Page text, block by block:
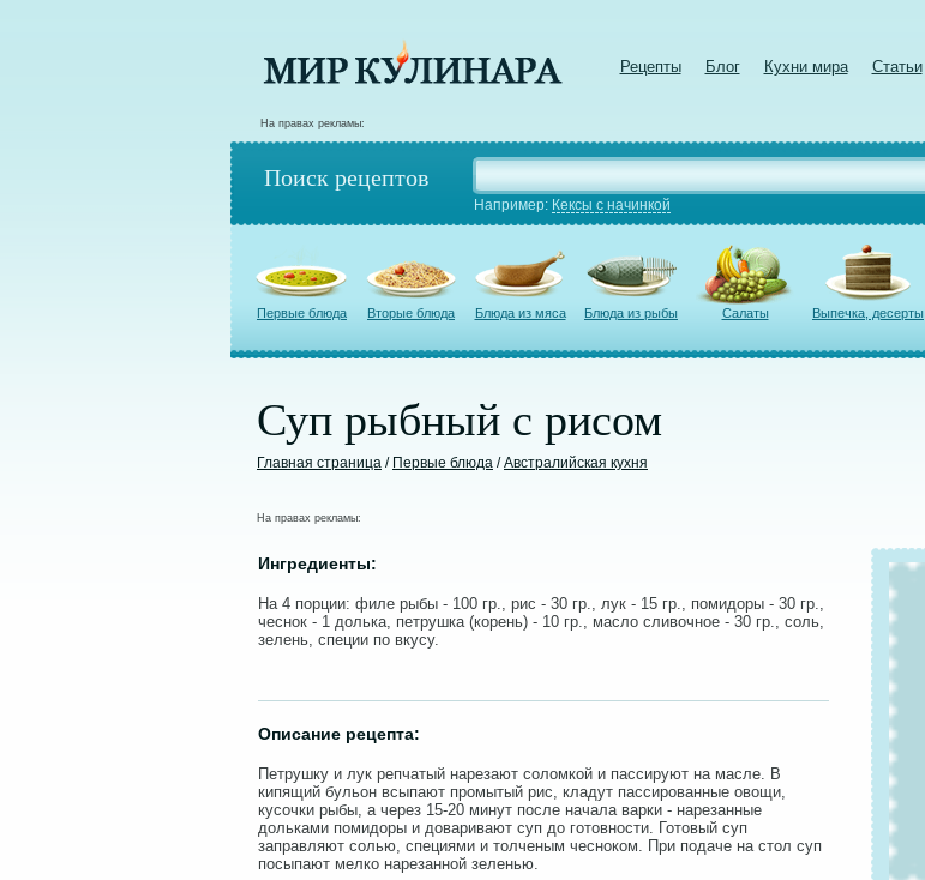
Рецепты Блог Кухни мира Статьи
На правах рекламы:
Поиск рецептов
Например: Кексы с начинкой
Первые блюда Вторые блюда Блюда из мяса Блюда из рыбы Салаты Выпечка, десерты
Суп рыбный с рисом
Главная страница / Первые блюда /Австралийская кухня
На правах рекламы:
Ингредиенты:
На 4 порции: филе рыбы - 100 гр., рис - 30 гр., лук - 15 гр., помидоры - 30 гр.,
чеснок - 1 долька, петрушка (корень) - 10 гр., масло сливочное - 30 гр., соль,
зелень, специи по вкусу.
Описание рецепта:
Петрушку и лук репчатый нарезают соломкой и пассируют на масле. В
кипящий бульон всыпают промытый рис, кладут пассированные овощи,
кусочки рыбы, а через 15-20 минут после начала варки - нарезанные
дольками помидоры и доваривают суп до готовности. Готовый суп
заправляют солью, специями и толченым чесноком. При подаче на стол суп
посыпают мелко нарезанной зеленью.